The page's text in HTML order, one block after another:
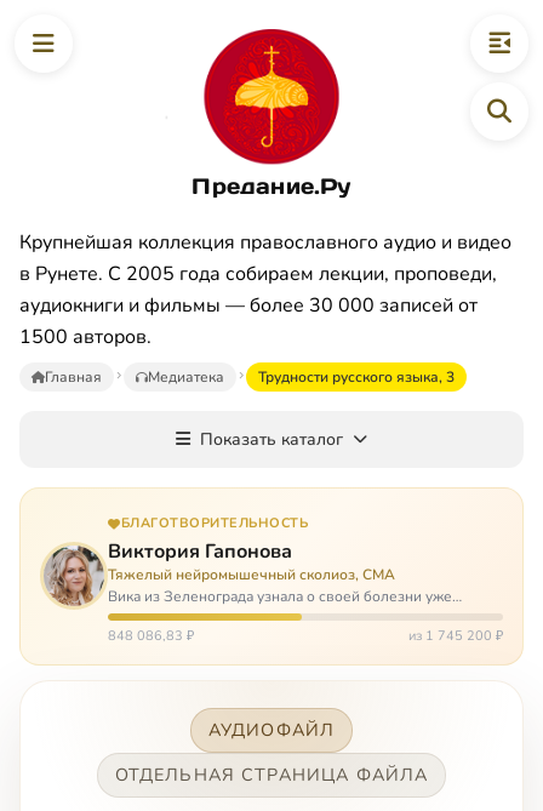
Предание.Ру
Крупнейшая коллекция православного аудио и видео
в Рунете. С 2005 года собираем лекции, проповеди,
аудиокниги и фильмы — более 30 000 записей от
1500 авторов.
Главная Медиатека Трудности русского языка, 3
Показать каталог
БЛАГОТВОРИТЕЛЬНОСТЬ
Виктория Гапонова
Тяжелый нейромышечный сколиоз, СМА
Вика из Зеленограда узнала о своей болезни уже
будучи в сознательном возрасте. Ей пришлось
привыкать к инвалидной коляске и сильнейшему
848 086,83 ₽ из 1 745 200 ₽
АУДИОФАЙЛ
ОТДЕЛЬНАЯ СТРАНИЦА ФАЙЛА